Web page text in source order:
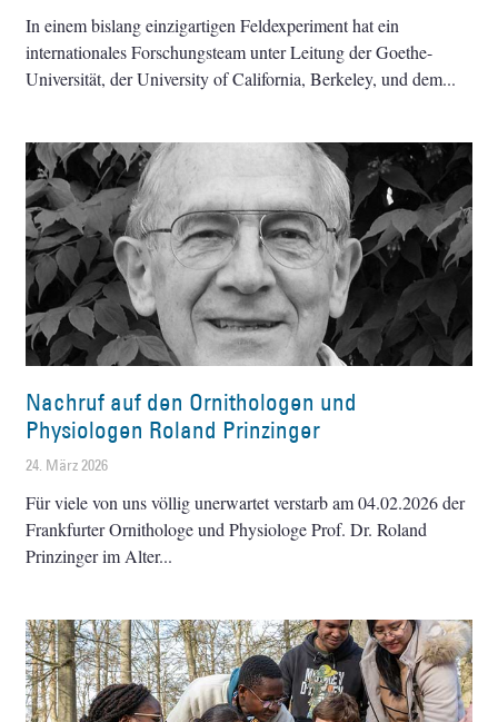
In einem bislang einzigartigen Feldexperiment hat ein
internationales Forschungsteam unter Leitung der Goethe-
Universität, der University of California, Berkeley, und dem
Nachruf auf den Ornithologen und
Physiologen Roland Prinzinger
24. März 2026
Für viele von uns völlig unerwartet verstarb am 04.02.2026 der
Frankfurter Ornithologe und Physiologe Prof. Dr. Roland
Prinzinger im Alter